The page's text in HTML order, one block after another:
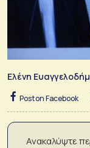
Ελένη
Post on Facebook
Ανακαλύψτε